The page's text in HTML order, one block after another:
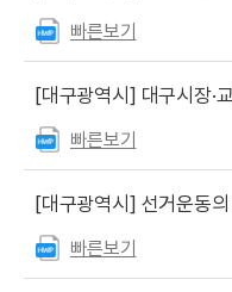
빠른보기
[대구광역시] 대구시장·교육감선
빠른보기
[대구광역시] 선거운동의
빠른보기